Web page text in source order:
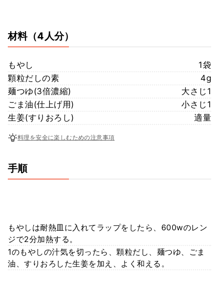
材料（4人分）
もやし
1袋
顆粒だしの素
4g
麺つゆ(3倍濃縮)
大さじ1
ごま油(仕上げ用)
小さじ1
生姜(すりおろし)
適量
料理を安全に楽しむための注意事項
手順
もやしは耐熱皿に入れてラップをしたら、600wのレン
ジで2分加熱する。
1のもやしの汁気を切ったら、顆粒だし、麺つゆ、ごま
油、すりおろした生姜を加え、よく和える。